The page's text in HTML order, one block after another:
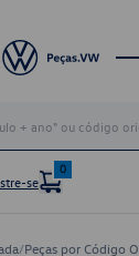
se
0
/Peças por Código